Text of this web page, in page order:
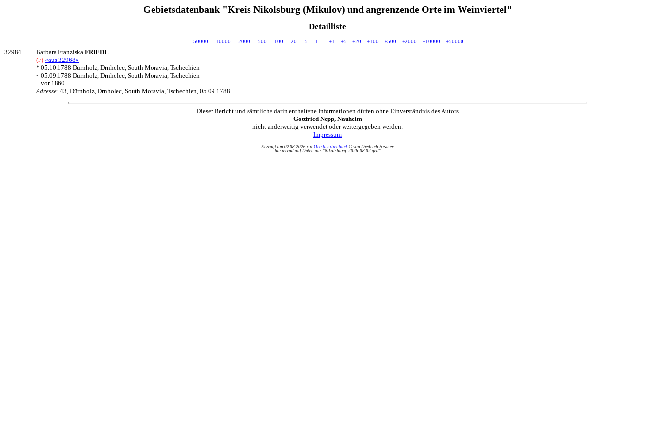
Gebietsdatenbank "Kreis Nikolsburg (Mikulov) und angrenzende Orte im Weinviertel"
Detailliste
-50000 -10000 -2000 -500 -100 -20 -5 -1 - +1 +5 +20 +100 +500 +2000 +10000 +50000
32984 Barbara Franziska FRIEDL
(F) «aus 32968»
* 05.10.1788 Dürnholz, Drnholec, South Moravia, Tschechien
~ 05.09.1788 Dürnholz, Drnholec, South Moravia, Tschechien
+ vor 1860
Adresse: 43, Dürnholz, Drnholec, South Moravia, Tschechien, 05.09.1788
Dieser Bericht und sämtliche darin enthaltene Informationen dürfen ohne Einverständnis des Autors
Gottfried Nepp, Nauheim
nicht anderweitig verwendet oder weitergegeben werden.
Impressum
Erzeugt am 02.08.2026 mit Ortsfamilienbuch © von Diedrich Hesmer
basierend auf Daten aus "Nikolsburg_2026-08-02.ged"